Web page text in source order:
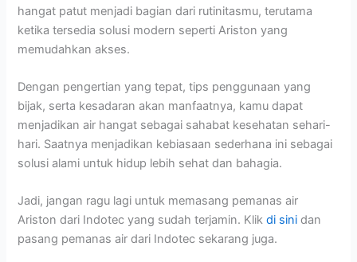
hangat patut menjadi bagian dari rutinitasmu, terutama
ketika tersedia solusi modern seperti Ariston yang
memudahkan akses.
Dengan pengertian yang tepat, tips penggunaan yang
bijak, serta kesadaran akan manfaatnya, kamu dapat
menjadikan air hangat sebagai sahabat kesehatan sehari-
hari. Saatnya menjadikan kebiasaan sederhana ini sebagai
solusi alami untuk hidup lebih sehat dan bahagia.
Jadi, jangan ragu lagi untuk memasang pemanas air
Ariston dari Indotec yang sudah terjamin. Klikdi sini dan
pasang pemanas air dari Indotec sekarang juga.